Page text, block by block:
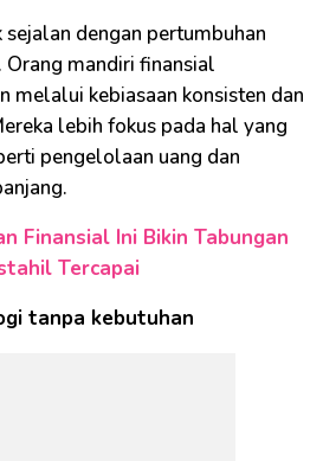
dengan pertumbuhan
Orang mandiri finansial
melalui kebiasaan konsisten dan
lebih fokus pada hal yang
pengelolaan uang dan
Finansial Ini Bikin Tabungan
Tercapai
tanpa kebutuhan